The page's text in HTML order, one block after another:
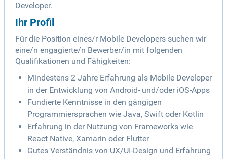
Developer.
Ihr Profil
Für die Position eines/r Mobile Developers suchen wir
eine/n engagierte/n Bewerber/in mit folgenden
Qualifikationen und Fähigkeiten:
Mindestens 2 Jahre Erfahrung als Mobile Developer
in der Entwicklung von Android- und/oder iOS-Apps
Fundierte Kenntnisse in den gängigen
Programmiersprachen wie Java, Swift oder Kotlin
Erfahrung in der Nutzung von Frameworks wie
React Native, Xamarin oder Flutter
Gutes Verständnis von UX/UI-Design und Erfahrung